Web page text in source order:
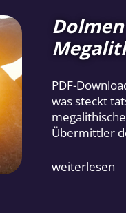
PDF-
was steckt
Übermittler
weiterlesen